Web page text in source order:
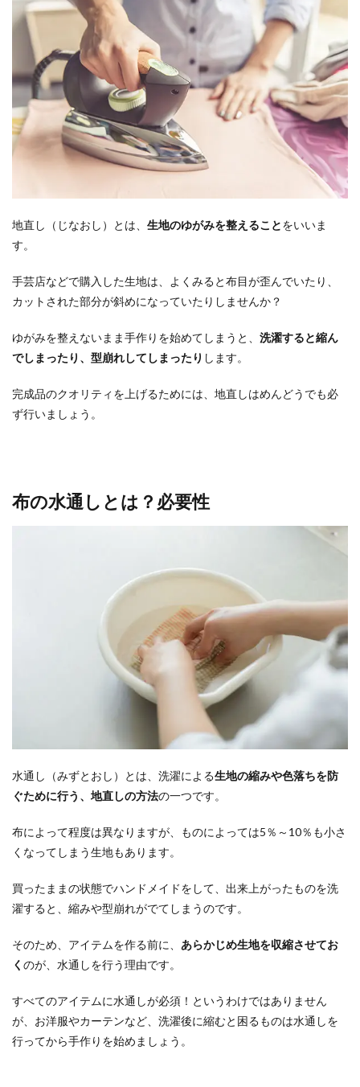
地直し（じなおし）とは、 生地のゆがみを整えることをいいま
す。
手芸店などで購入した生地は、よくみると布目が歪んでいたり、
カットされた部分が斜めになっていたりしませんか？
ゆがみを整えないまま手作りを始めてしまうと、 洗濯すると縮ん
でしまったり、型崩れしてしまったり します。
完成品のクオリティを上げるためには、地直しはめんどうでも必
ず行いましょう。
布の水通しとは？必要性
水通し（みずとおし）とは、洗濯による生地の縮みや色落ちを防
ぐために行う、地直しの方法の一つです。
布によって程度は異なりますが、ものによっては5％～10％も小さ
くなってしまう生地もあります。
買ったままの状態でハンドメイドをして、出来上がったものを洗
濯すると、縮みや型崩れがでてしまうのです。
そのため、アイテムを作る前に、 あらかじめ生地を収縮させてお
く のが、水通しを行う理由です。
すべてのアイテムに水通しが必須！というわけではありません
が、お洋服やカーテンなど、洗濯後に縮むと困るものは水通しを
行ってから手作りを始めましょう。